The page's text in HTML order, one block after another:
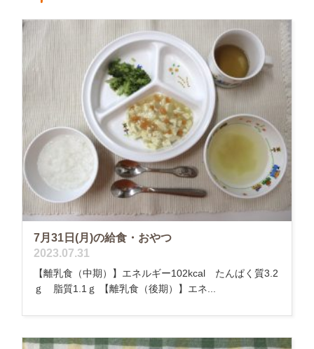
7月31日(月)の給食・おやつ
2023.07.31
【離乳食（中期）】エネルギー102kcal たんぱく質3.2
ｇ 脂質1.1ｇ 【離乳食（後期）】エネ...